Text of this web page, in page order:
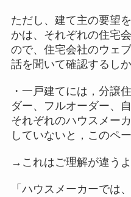
ただし、建て主の要望
かは、それぞれの住宅
ので、住宅会社のウェ
話を聞いて確認するし
・一戸建てには，分譲
ダー、フルオーダー、
それぞれのハウスメー
していないと，このペ
→これはご理解が違うよ
「ハウスメーカーでは